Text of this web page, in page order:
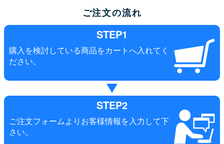
ご注文の流れ
STEP1
購入を検討している商品をカートへ入れてく
ださい。
STEP2
ご注文フォームよりお客様情報を入力して下
さい。